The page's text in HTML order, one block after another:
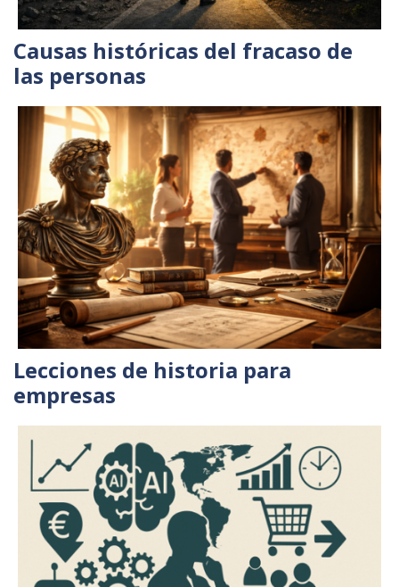
Causas históricas del fracaso de
las personas
Lecciones de historia para
empresas